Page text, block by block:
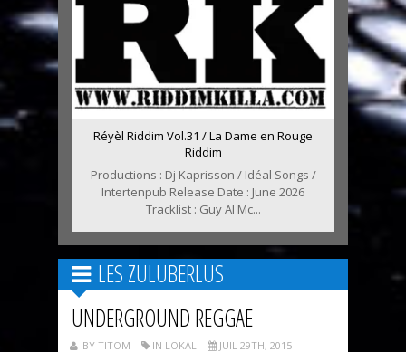
Réyèl Riddim Vol.31 / La Dame en Rouge
Riddim
Productions : Dj Kaprisson / Idéal Songs /
Intertenpub Release Date : June 2026
Tracklist : Guy Al Mc...
LES ZULUBERLUS
UNDERGROUND REGGAE
BY TITOM IN LOKAL JUIL 29TH, 2015